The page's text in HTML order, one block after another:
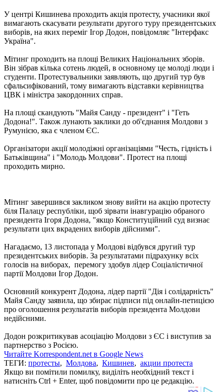
У центрі Кишинева проходить акція протесту, учасники якої
вимагають скасувати результати другого туру президентських
виборів, на яких переміг Ігор Додон, повідомляє "Інтерфакс
Україна".
Мітинг проходить на площі Великих Національних зборів.
Він зібрав кілька сотень людей, в основному це молоді люди і
студенти. Протестувальники заявляють, що другий тур був
сфальсифікований, тому вимагають відставки керівництва
ЦВК і міністра закордонних справ.
На площі скандують "Майя Санду - президент" і "Геть
Додона!". Також лунають заклики до об'єднання Молдови з
Румунією, яка є членом ЄС.
Організатори акції молодіжні організаціями "Честь, гідність і
Батьківщина" і "Молодь Молдови". Протест на площі
проходить мирно.
Мітинг завершився закликом знову вийти на акцію протесту
біля Палацу республіки, щоб зірвати інавгурацію обраного
президента Ігоря Додона, "якщо Конституційний суд визнає
результати цих вкрадених виборів дійсними".
Нагадаємо, 13 листопада у Молдові відбувся другий тур
президентських виборів. За результатами підрахунку всіх
голосів на виборах, перемогу здобув лідер Соціалістичної
партії Молдови Ігор Додон.
Основний конкурент Додона, лідер партії "Дія і солідарність"
Майя Санду заявила, що збирає підписи під онлайн-петицією
про оголошення результатів виборів президента Молдови
недійсними.
Додон розкритикував асоціацію Молдови з ЄС і виступив за
партнерство з Росією.
Читайте Korrespondent.net в Google News
ТЕГИ: протесты, Молдова, Кишинев, акции протеста
Якщо ви помітили помилку, виділіть необхідний текст і
натисніть Ctrl + Enter, щоб повідомити про це редакцію.